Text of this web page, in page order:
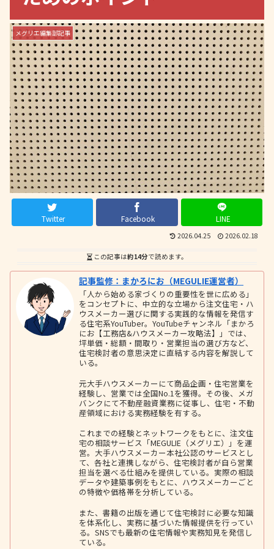
メグリエ編集部記事
Twitter Facebook LINE
2026.04.25 2026.02.18
この記事は約14分で読めます。
記事監修：まかろにお（MEGULIE運営者）
「人から始める家づくりの重要性を世に広める」
をコンセプトに、中立的な立場から注文住宅・ハ
ウスメーカー選びに関する実践的な情報を発信す
る住宅系YouTuber。YouTubeチャンネル「まかろ
にお【工務店&ハウスメーカー攻略法】」では、
坪単価・総額・間取り・営業担当の選び方など、
住宅検討者の意思決定に直結する内容を解説して
いる。
元大手ハウスメーカーにて商品企画・住宅営業を
経験し、営業では全国No.1を獲得。その後、メガ
バンクにて不動産融資業務に従事し、住宅・不動
産領域における実務経験を有する。
これまでの経験とネットワークをもとに、注文住
宅の相談サービス「MEGULIE（メグリエ）」を運
営。大手ハウスメーカー本社公認のサービスとし
て、各社と連携しながら、住宅検討者が自ら営業
担当を選べる仕組みを提供している。実際の相談
データや建築事例をもとに、ハウスメーカーごと
の特徴や価格帯を分析している。
また、書籍の出版を通じて住宅検討に必要な知識
を体系化し、実務に基づいた情報提供を行ってい
る。SNSでも最新の住宅情報や実務知見を発信し
ている。